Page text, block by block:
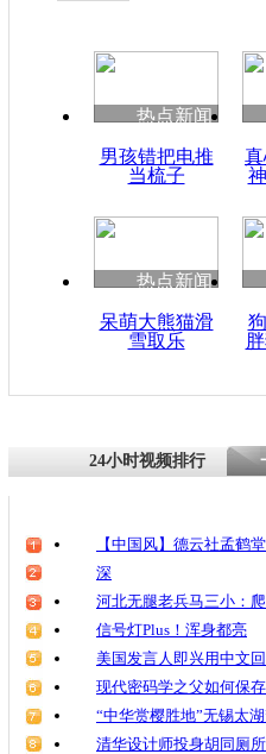
因
度苗族
魂
热点新闻
男孩错把电推
当梳子
热点新闻
呆萌大熊猫滑
雪取乐
24小时视频排行
【中国风】德云社孟鹤
深
河北无腿老兵马三小：
信号灯Plus！浑身都亮
美国发言人即兴用中文
现代密码学之父如何保
“中华赏樱胜地”无锡太
清华设计师投身胡同厕